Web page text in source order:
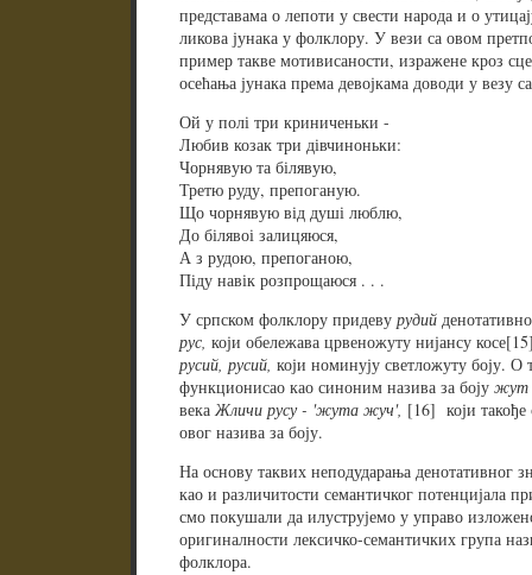
представама о лепоти у свести народа и о
ликова јунака у фолклору. У вези са овом
пример такве мотивисаности, изражене кроз
осећања јунака према девојкама доводи у везу
Ой у полі три криниченьки -
Любив козак три дівчиноньки:
Чорнявую та білявую,
Третю руду, препоганую.
Що чорнявую від душі люблю,
До білявоі залицяюся,
А з рудою, препоганою,
Піду навік розпрощаюся . . .
У српском фолклору придеву рудий
рус, који обележава црвеножуту нијансу
русий, русий, који номинују светложуту боју. О
функционисао као синоним назива за боју жут
векаЖличи русу - 'жута жуч', [16] који такође
овог назива за боју.
На основу таквих неподударања денотативног
као и различитости семантичког потенцијала
смо покушали да илуструјемо у управо
оригиналности лексичко-семантичких група
фолклора.